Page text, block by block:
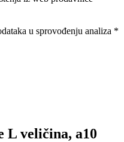
u sprovođenju analiza *
L veličina, a10